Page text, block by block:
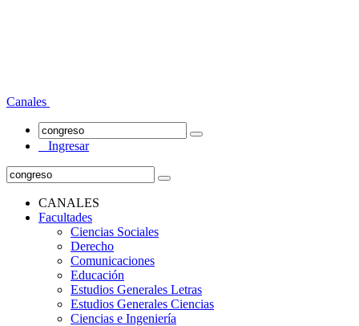
Canales
Ingresar
CANALES
Facultades
Ciencias Sociales
Derecho
Comunicaciones
Educación
Estudios Generales Letras
Estudios Generales Ciencias
Ciencias e Ingeniería